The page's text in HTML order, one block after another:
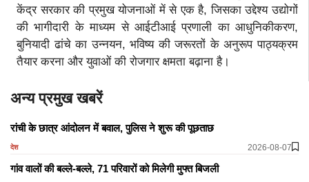
केंद्र सरकार की प्रमुख योजनाओं में से एक है, जिसका उद्देश्य उद्योगों
की भागीदारी के माध्यम से आईटीआई प्रणाली का आधुनिकीकरण,
बुनियादी ढांचे का उन्नयन, भविष्य की जरूरतों के अनुरूप पाठ्यक्रम
तैयार करना और युवाओं की रोजगार क्षमता बढ़ाना है।
अन्य प्रमुख खबरें
रांची के छात्र आंदोलन में बवाल, पुलिस ने शुरू की पूछताछ
देश 2026-08-07
गांव वालों की बल्ले-बल्ले, 71 परिवारों को मिलेगी मुफ्त बिजली